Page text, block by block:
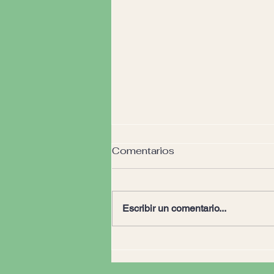
Comentarios
Escribir un comentario...